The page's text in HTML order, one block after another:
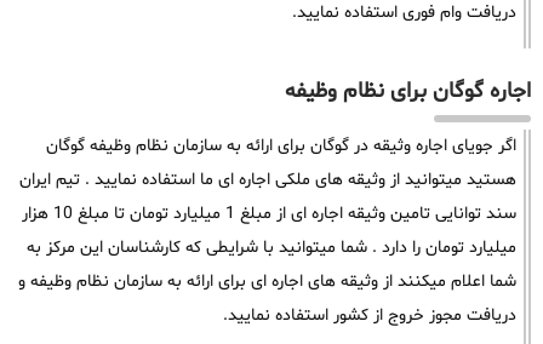
دریافت وام فوری استفاده نمایید.
اجاره گوگان برای نظام وظیفه
اگر جویای اجاره وثیقه در گوگان برای ارائه به سازمان نظام وظیفه گوگان
هستید میتوانید از وثیقه های ملکی اجاره ای ما استفاده نمایید . تیم ایران
سند توانایی تامین وثیقه اجاره ای از مبلغ 1 میلیارد تومان تا مبلغ 10 هزار
میلیارد تومان را دارد . شما میتوانید با شرایطی که کارشناسان این مرکز به
شما اعلام میکنند از وثیقه های اجاره ای برای ارائه به سازمان نظام وظیفه و
دریافت مجوز خروج از کشور استفاده نمایید.